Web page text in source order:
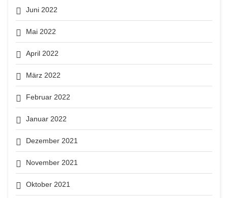
Juni 2022
Mai 2022
April 2022
März 2022
Februar 2022
Januar 2022
Dezember 2021
November 2021
Oktober 2021